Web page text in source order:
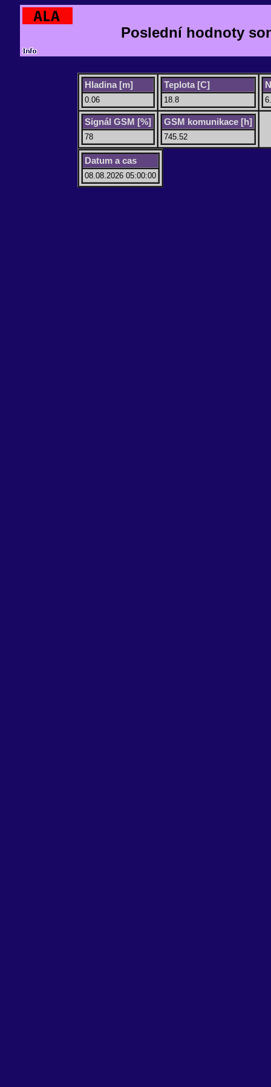
Poslední hodnoty
Hladina [m]
0.06
Teplota [C]
18.8
Signál GSM [%]
78
GSM komunikace [h]
745.52
Datum a cas
08.08.2026 05:00:00